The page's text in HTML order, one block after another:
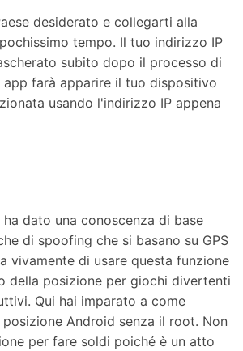
desiderato e collegarti alla
tempo. Il tuo indirizzo IP
subito dopo il processo di
app farà apparire il tuo dispositivo
usando l'indirizzo IP appena
dato una conoscenza di base
di spoofing che si basano su GPS
vivamente di usare questa funzione
della posizione per giochi divertenti
Qui hai imparato a come
Android senza il root. Non
per fare soldi poiché è un atto